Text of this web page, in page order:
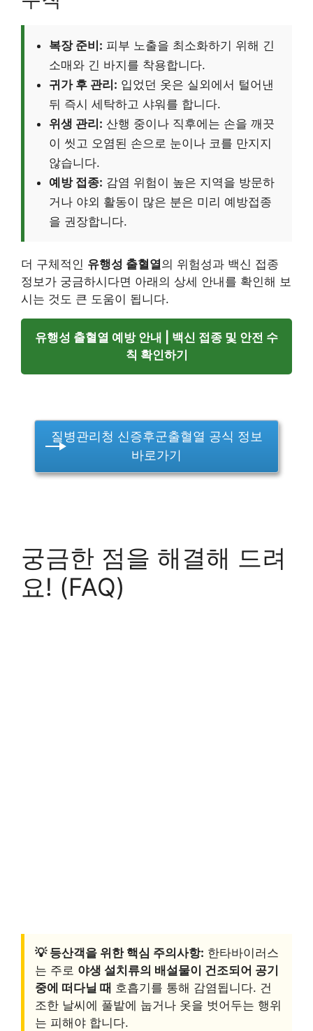
복장 준비: 피부 노출을 최소화하기 위해 긴
소매와 긴 바지를 착용합니다.
귀가 후 관리: 입었던 옷은 실외에서 털어낸
뒤 즉시 세탁하고 샤워를 합니다.
위생 관리: 산행 중이나 직후에는 손을 깨끗
이 씻고 오염된 손으로 눈이나 코를 만지지
않습니다.
예방 접종: 감염 위험이 높은 지역을 방문하
거나 야외 활동이 많은 분은 미리 예방접종
을 권장합니다.
더 구체적인 유행성 출혈열의 위험성과 백신 접종
정보가 궁금하시다면 아래의 상세 안내를 확인해 보
시는 것도 큰 도움이 됩니다.
유행성 출혈열 예방 안내 | 백신 접종 및 안전 수
칙 확인하기
질병관리청 신증후군출혈열 공식 정보
바로가기
궁금한 점을 해결해 드려
요! (FAQ)
💡 등산객을 위한 핵심 주의사항: 한타바이러스
는 주로 야생 설치류의 배설물이 건조되어 공기
중에 떠다닐 때 호흡기를 통해 감염됩니다. 건
조한 날씨에 풀밭에 눕거나 옷을 벗어두는 행위
는 피해야 합니다.